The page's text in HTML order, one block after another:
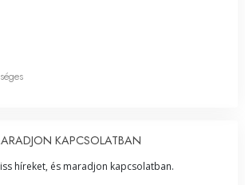
KAPCSOLATBAN
híreket, és maradjon kapcsolatban.